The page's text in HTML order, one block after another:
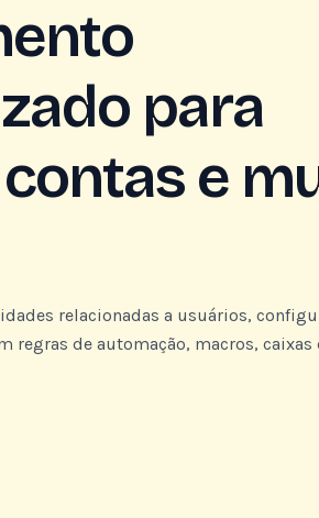
para
e
relacionadas a usuários,
regras de automação, macros, caixas